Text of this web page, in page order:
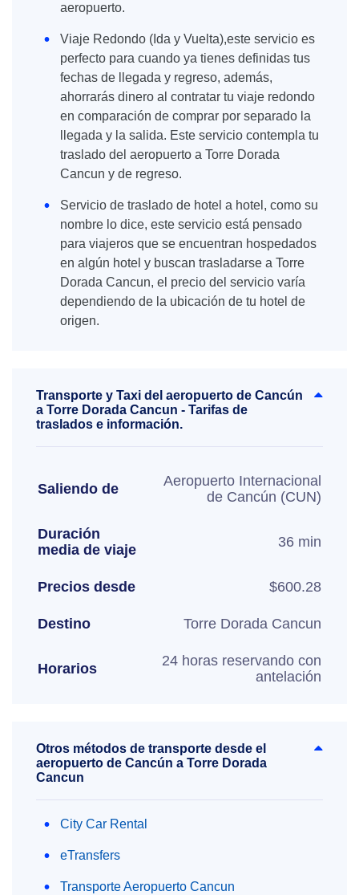
aeropuerto.
Viaje Redondo (Ida y Vuelta),este servicio es
perfecto para cuando ya tienes definidas tus
fechas de llegada y regreso, además,
ahorrarás dinero al contratar tu viaje redondo
en comparación de comprar por separado la
llegada y la salida. Este servicio contempla tu
traslado del aeropuerto a Torre Dorada
Cancun y de regreso.
Servicio de traslado de hotel a hotel, como su
nombre lo dice, este servicio está pensado
para viajeros que se encuentran hospedados
en algún hotel y buscan trasladarse a Torre
Dorada Cancun, el precio del servicio varía
dependiendo de la ubicación de tu hotel de
origen.
Transporte y Taxi del aeropuerto de Cancún
a Torre Dorada Cancun - Tarifas de
traslados e información.
Saliendo de
Aeropuerto Internacional
de Cancún (CUN)
Duración
media de viaje
36 min
Precios desde $600.28
Destino Torre Dorada Cancun
Horarios
24 horas reservando con
antelación
Otros métodos de transporte desde el
aeropuerto de Cancún a Torre Dorada
Cancun
City Car Rental
eTransfers
Transporte Aeropuerto Cancun